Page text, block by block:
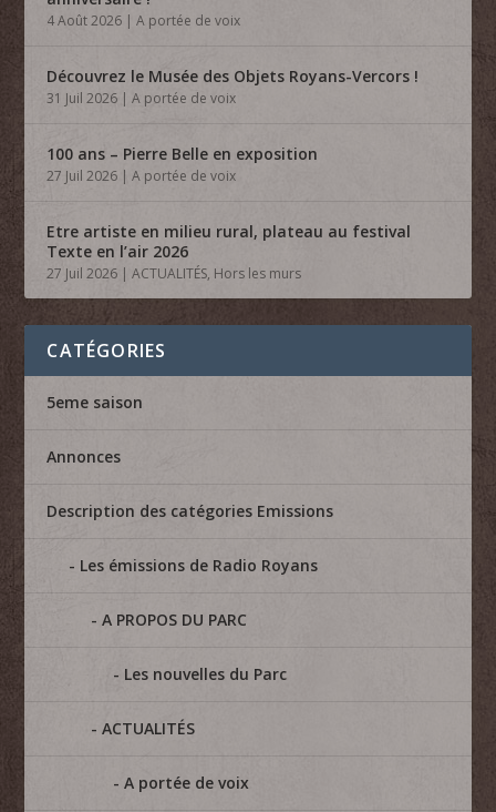
4 Août 2026 |A portée de voix
Découvrez le Musée des Objets Royans-Vercors !
31 Juil 2026 |A portée de voix
100 ans – Pierre Belle en exposition
27 Juil 2026 |A portée de voix
Etre artiste en milieu rural, plateau au festival
Texte en l’air 2026
27 Juil 2026 |ACTUALITÉS, Hors les murs
CATÉGORIES
5eme saison
Annonces
Description des catégories Emissions
Les émissions de Radio Royans
A PROPOS DU PARC
Les nouvelles du Parc
ACTUALITÉS
A portée de voix